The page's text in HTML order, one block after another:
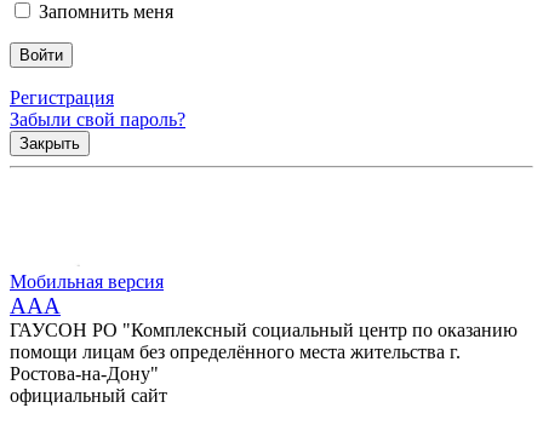
Запомнить меня
Регистрация
Забыли свой пароль?
Закрыть
Мобильная версия
AAA
ГАУСОН РО "Комплексный социальный центр по оказанию
помощи лицам без определённого места жительства г.
Ростова-на-Дону"
официальный сайт